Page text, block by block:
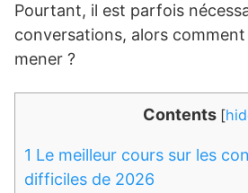
Pourtant, il est parfois
conversations, alors
mener ?
Contents [
1 Le meilleur cours sur les
difficiles de 2026